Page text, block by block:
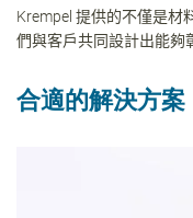
Krempel 提供的不僅是材
們與客戶共同設計出能夠
合適的解決方案